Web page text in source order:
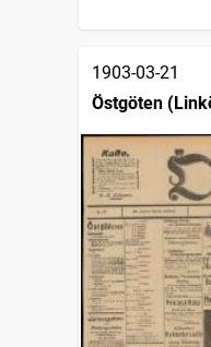
1903-03-21
Östgöten